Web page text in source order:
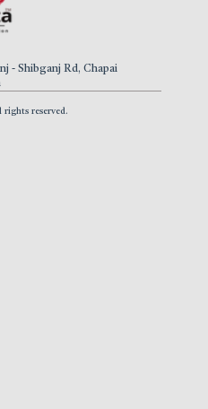
- Shibganj Rd, Chapai
reserved.